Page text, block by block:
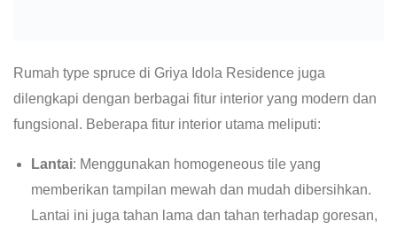
Rumah type spruce di Griya Idola Residence juga
dilengkapi dengan berbagai fitur interior yang modern dan
fungsional. Beberapa fitur interior utama meliputi:
Lantai: Menggunakan homogeneous tile yang
memberikan tampilan mewah dan mudah dibersihkan.
Lantai ini juga tahan lama dan tahan terhadap goresan,